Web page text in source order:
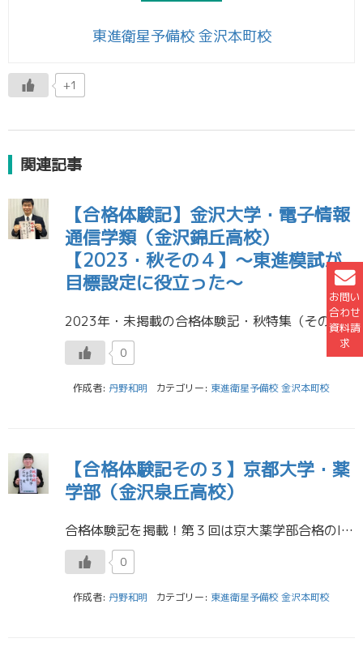
お問い
合わせ
資料請
求
東進衛星予備校 金沢本町校
+1
関連記事
【合格体験記】金沢大学・電子情報
通信学類（金沢錦丘高校）
【2023・秋その４】～東進模試が
目標設定に役立った～
2023年・未掲載の合格体験記・秋特集（その４）です。 金沢大学 電子情報通信学類 合格 Dくん （金沢錦丘高校） 東進模試を受験して役立ったこと 東進模試は、私の目標設定に役に立ちました。成績表では、先輩方のそれぞれ […]
0
作成者: 丹野和明 カテゴリー: 東進衛星予備校 金沢本町校
【合格体験記その３】京都大学・薬
学部（金沢泉丘高校）
合格体験記を掲載！第３回は京大薬学部合格のIさん（金沢泉丘高校）です。 京都大学 薬学部 Iさん 金沢泉丘高校 東進のお薦めの講座・講師の先生および受講後の具体的な効果 私がお薦めするのは答案練習講座と過去問演習講座です […]
0
作成者: 丹野和明 カテゴリー: 東進衛星予備校 金沢本町校